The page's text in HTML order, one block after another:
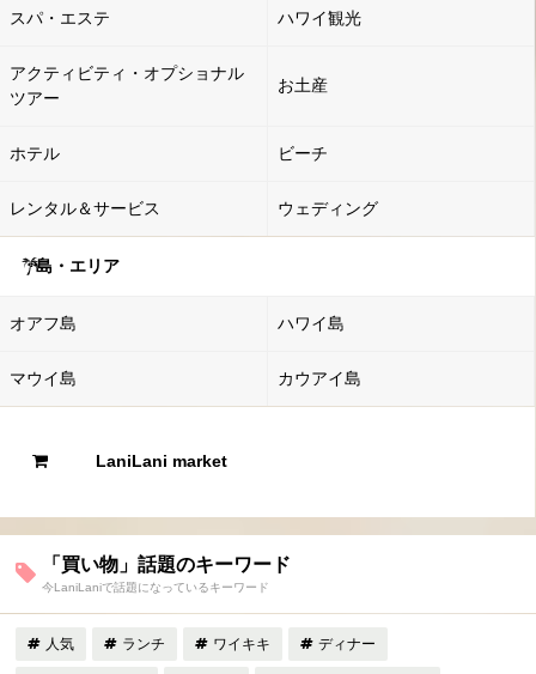
スパ・エステ ハワイ観光
アクティビティ・オプショナル
ツアー
お土産
ホテル ビーチ
レンタル＆サービス ウェディング
島・エリア
オアフ島 ハワイ島
マウイ島 カウアイ島
LaniLani market
「買い物」話題のキーワード
今LaniLaniで話題になっているキーワード
人気 ランチ ワイキキ ディナー